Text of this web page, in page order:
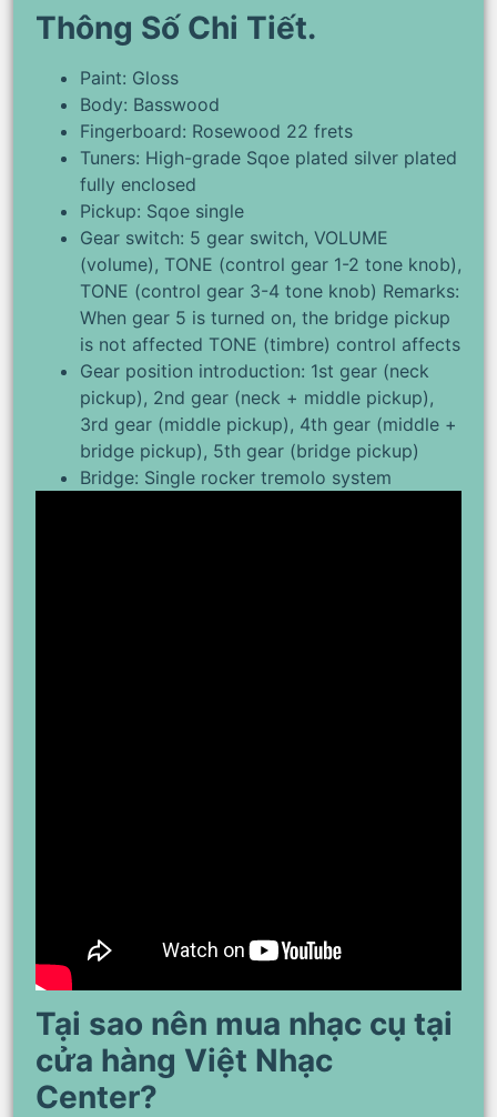
Thông Số Chi Tiết.
Paint: Gloss
Body: Basswood
Fingerboard: Rosewood 22 frets
Tuners: High-grade Sqoe plated silver plated
fully enclosed
Pickup: Sqoe single
Gear switch: 5 gear switch, VOLUME
(volume), TONE (control gear 1-2 tone knob),
TONE (control gear 3-4 tone knob) Remarks:
When gear 5 is turned on, the bridge pickup
is not affected TONE (timbre) control affects
Gear position introduction: 1st gear (neck
pickup), 2nd gear (neck + middle pickup),
3rd gear (middle pickup), 4th gear (middle +
bridge pickup), 5th gear (bridge pickup)
Bridge: Single rocker tremolo system
Tại sao nên mua nhạc cụ tại
cửa hàng Việt Nhạc
Center?